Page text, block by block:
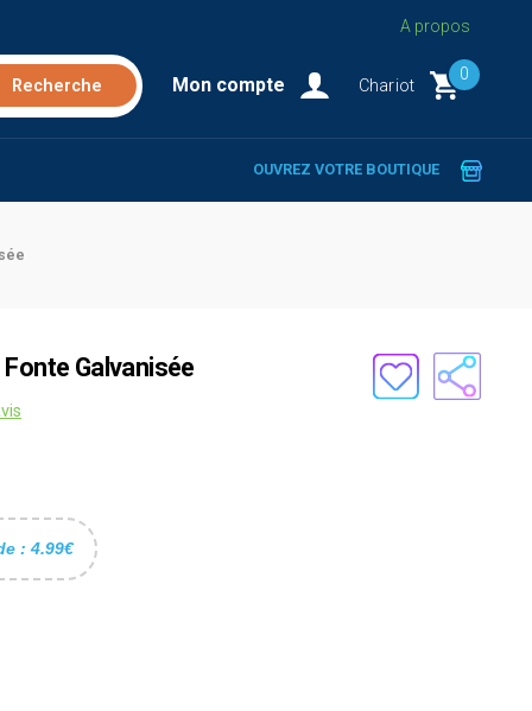
A propos
Mon compte Chariot
0
OUVREZ VOTRE BOUTIQUE
Galvanisée
: 4.99€